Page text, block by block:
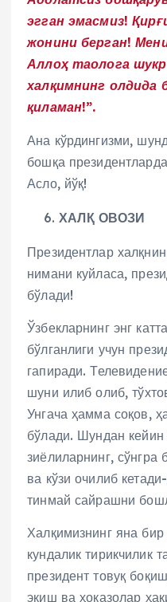
эгган эмасмиз!
жонини берган!
Аллоҳ таолога
халқимнинг олдида
қиламан!”.
Ана кўрдингизми,
бошқа
Асло, йўқ!
ХАЛҚ ОВОЗИ
Президентлар
нимани куйласа,
бўлади!
Ўзбекларнинг энг
бўлганлиги учун
гапиради.
шуни илиб олиб,
Унгача ҳамма соқов,
бўлади. Шундан кейин
зиёлиларнинг, сўнгра
ва кўзи очилиб
тинмай сайрашни
Халқимизнинг яна
кундалик тирикчилик
президент товуқ
экиш ва ҳоказолар